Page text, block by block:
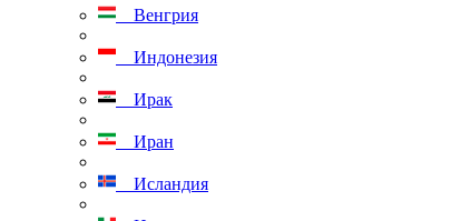
Венгрия
Индонезия
Ирак
Иран
Исландия